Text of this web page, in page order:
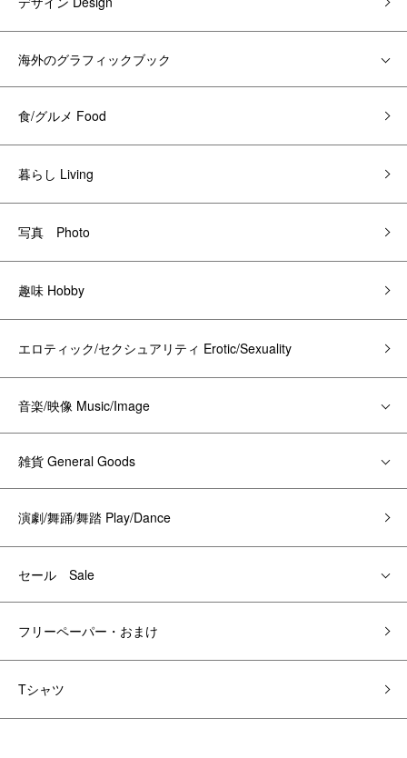
海外のグラフィックブック
食/グルメ Food
暮らし Living
写真 Photo
趣味 Hobby
エロティック/セクシュアリティ Erotic/Sexuality
音楽/映像 Music/Image
雑貨 General Goods
演劇/舞踊/舞踏 Play/Dance
セール Sale
フリーペーパー・おまけ
Tシャツ